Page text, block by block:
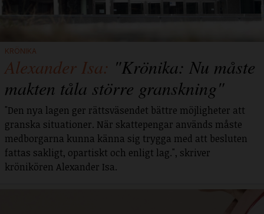
KRÖNIKA
Alexander Isa: "Krönika: Nu måste
makten tåla större granskning"
"Den nya lagen ger rättsväsendet bättre möjligheter att
granska situationer. När skattepengar används måste
medborgarna kunna känna sig trygga med att besluten
fattas sakligt, opartiskt och enligt lag.", skriver
krönikören Alexander Isa.